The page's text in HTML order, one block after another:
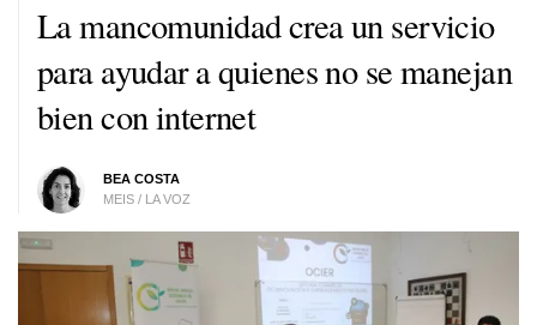
La mancomunidad crea un servicio
para ayudar a quienes no se manejan
bien con internet
BEA COSTA
MEIS / LA VOZ